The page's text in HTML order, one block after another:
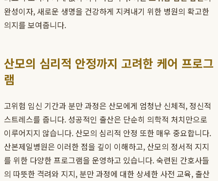
완성이자, 새로운 생명을 건강하게 지켜내기 위한 병원의 확고한
의지를 보여줍니다.
산모의 심리적 안정까지 고려한 케어 프로그
램
고위험 임신 기간과 분만 과정은 산모에게 엄청난 신체적, 정신적
스트레스를 줍니다. 성공적인 출산은 단순히 의학적 처치만으로
이루어지지 않습니다. 산모의 심리적 안정 또한 매우 중요합니다.
산본제일병원은 이러한 점을 깊이 이해하고, 산모의 정서적 지지
를 위한 다양한 프로그램을 운영하고 있습니다. 숙련된 간호사들
의 따뜻한 격려와 지지, 분만 과정에 대한 상세한 사전 교육, 출산